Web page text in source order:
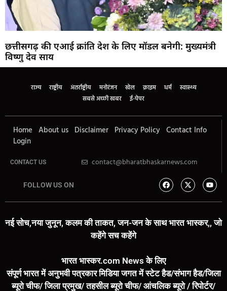
छत्तीसगढ़ की एआई क्रांति देश के लिए मॉडल बनेगी: मुख्यमंत्री
विष्णु देव साय
राज्य राष्ट्रीय अंतर्राष्ट्रीय मनोरंजन खेल क्राइम धर्म
स्वास्थ्य
सबसे अच्छी खबर
ई-पेपर
Home About us Disclaimer Privacy Policy Contact Info
Login
CONTACT US contact@bharatbhaskarnews.com
FOLLOW US ON
नई सोच,नया जुनून, कलम की ताकत, जन-जन के साथ भारत भास्कर,, जो
कहेंगे सच कहेंगे
भारत भास्कर.com News के लिए
संपूर्ण भारत में अनुभवी पत्रकार मिडिया जगत में स्टेट हैड/संभाग हैड/जिला
ब्यूरो चीफ/ जिला प्रमुख/ तहसील ब्यूरो चीफ/ आंचलिक ब्यूरो / रिपोर्टर/